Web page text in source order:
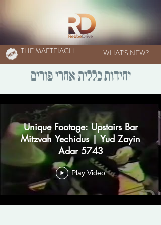
THE MAFTEIACH WHAT'S NEW?
יחידות כללית אחרי פורים
Unique Footage: Upstairs Bar
Mitzvah Yechidus | Yud Zayin
Adar 5743
Play Video